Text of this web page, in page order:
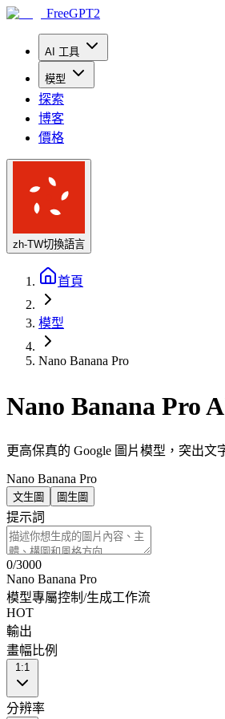
FreeGPT2
AI 工具
模型
探索
博客
價格
zh-TW切換語言
首頁
模型
Nano Banana Pro
Nano Banana Pro
更高保真的 Google 圖片模型，突出
Nano Banana Pro
文生圖 圖生圖
提示詞
0/3000
Nano Banana Pro
模型專屬控制 /生成工作流
HOT
輸出
畫幅比例
1:1
分辨率